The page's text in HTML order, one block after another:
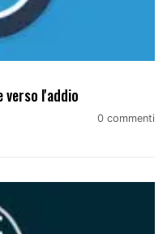
verso l'addio
0 commenti